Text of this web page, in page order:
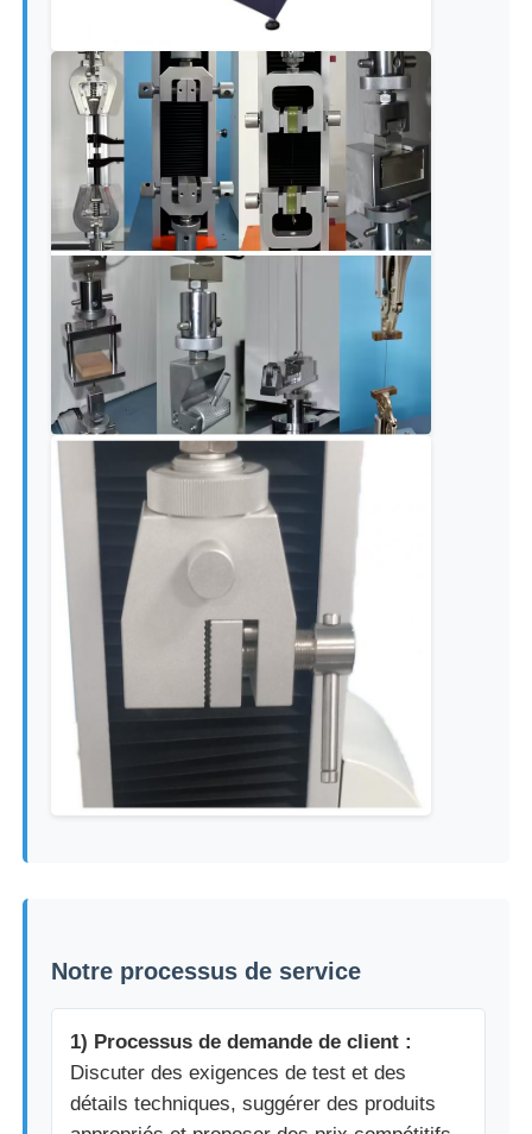
Notre processus de service
1) Processus de demande de client :
Discuter des exigences de test et des
détails techniques, suggérer des produits